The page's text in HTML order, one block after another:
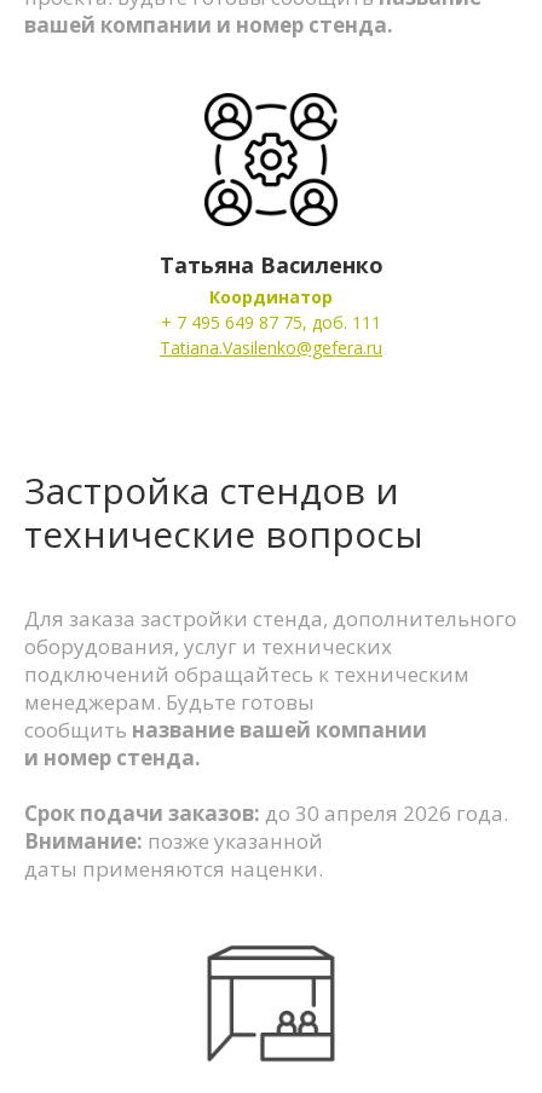
вашей компании и номер стенда.
Татьяна Василенко
Координатор
+ 7 495 649 87 75, доб. 111
Tatiana.Vasilenko@gefera.ru
Застройка стендов и
технические вопросы
Для заказа застройки стенда, дополнительного
оборудования, услуг и технических
подключений обращайтесь к техническим
менеджерам. Будьте готовы
сообщить название вашей компании
и номер стенда.
Срок подачи заказов: до 30 апреля 2026 года.
Внимание: позже указанной
даты применяются наценки.